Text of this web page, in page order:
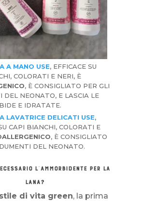
A MANO USE, EFFICACE SU
COLORATI E NERI, È
, È CONSIGLIATO PER GLI
DEL NEONATO, E LASCIA LE
E IDRATATE.
LAVATRICE DELICATI USE,
CAPI BIANCHI, COLORATI E
, È CONSIGLIATO
DEL NEONATO.
L’AMMORBIDENTE PER LA
LANA?
di vita green, la prima